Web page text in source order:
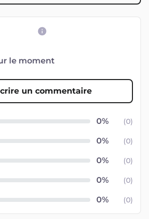
le moment
un commentaire
(0)
(0)
(0)
(0)
(0)